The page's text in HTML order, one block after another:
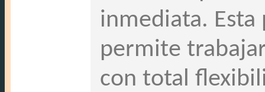
inmediata.
permite
con total